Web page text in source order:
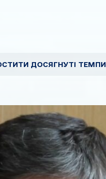
ДОСЯГНУТІ ТЕМПИ